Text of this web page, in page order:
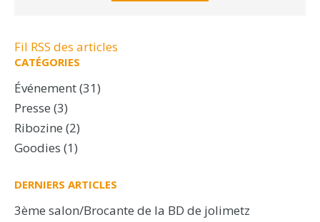
Fil RSS des articles
CATÉGORIES
Événement(31)
Presse (3)
Ribozine (2)
Goodies (1)
DERNIERS ARTICLES
3ème salon/Brocante de la BD de jolimetz